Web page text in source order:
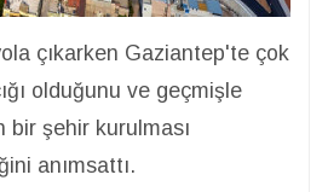
çıkarken Gaziantep'te çok
olduğunu ve geçmişle
bir şehir kurulması
anımsattı.